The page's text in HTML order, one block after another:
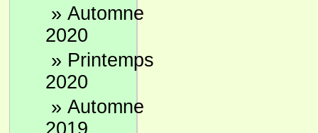
» Automne
2020
» Printemps
2020
» Automne
2019